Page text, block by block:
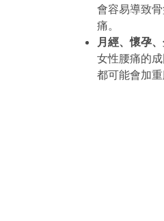
會容易導致
痛。
月經、懷孕
女性腰痛的
都可能會加重